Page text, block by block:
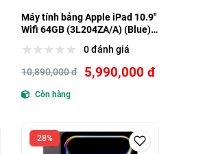
Máy tính bảng Apple iPad 10.9"
Wifi 64GB (3L204ZA/A) (Blue)
0 đánh giá
10,890,000 đ 5,990,000 đ
Còn hàng
28%